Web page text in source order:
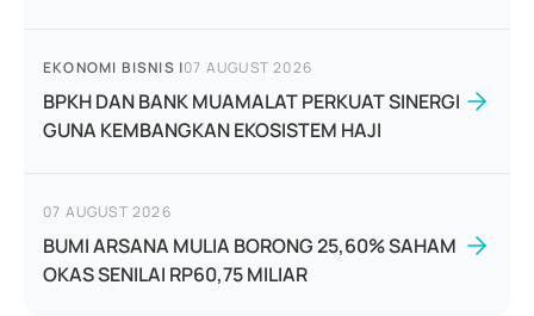
EKONOMI BISNIS |07 AUGUST 2026
BPKH DAN BANK MUAMALAT PERKUAT SINERGI
GUNA KEMBANGKAN EKOSISTEM HAJI
07 AUGUST 2026
BUMI ARSANA MULIA BORONG 25,60% SAHAM
OKAS SENILAI RP60,75 MILIAR